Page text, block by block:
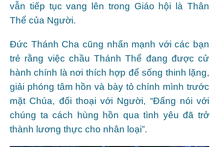
vẫn tiếp tục vang lên trong Giáo hội là Thân
Thể của Người.
Đức Thánh Cha cũng nhấn mạnh với các bạn
trẻ rằng việc chầu Thánh Thể đang được cử
hành chính là nơi thích hợp để sống thinh lặng,
giải phóng tâm hồn và bày tỏ chính mình trước
mặt Chúa, đối thoại với Người, “Đấng nói với
chúng ta cách hùng hồn qua tình yêu đã trở
thành lương thực cho nhân loại”.